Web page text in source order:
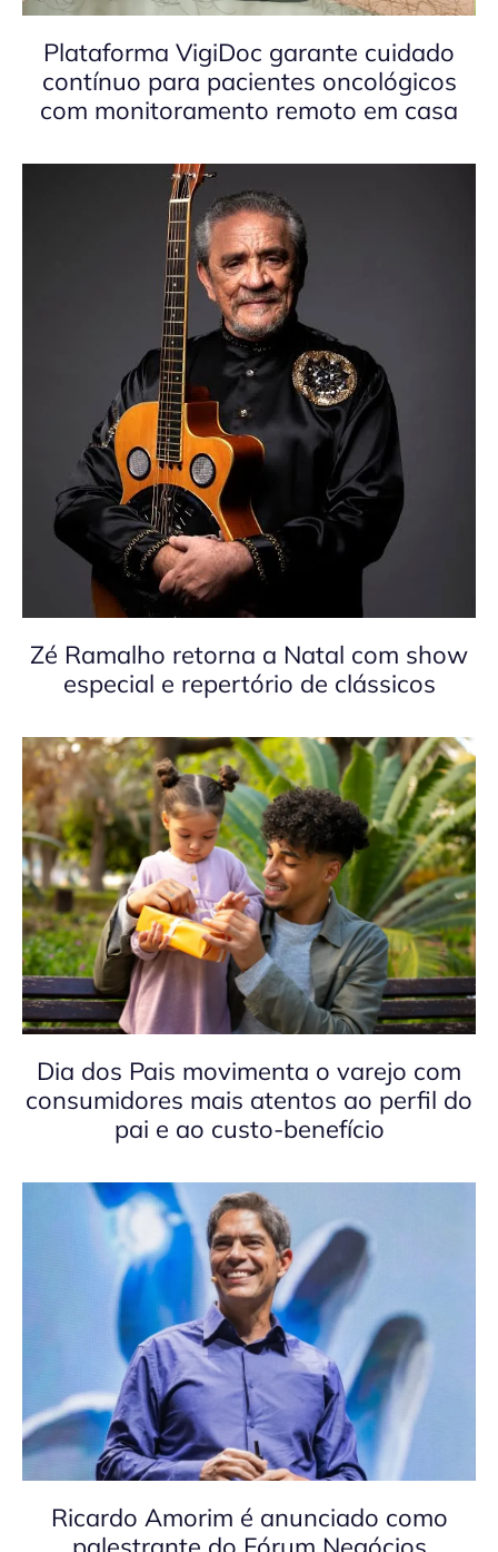
Plataforma VigiDoc garante cuidado
contínuo para pacientes oncológicos
com monitoramento remoto em casa
Zé Ramalho retorna a Natal com show
especial e repertório de clássicos
Dia dos Pais movimenta o varejo com
consumidores mais atentos ao perfil do
pai e ao custo-benefício
Ricardo Amorim é anunciado como